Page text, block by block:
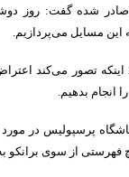
شده گفت: روز
مسایل می‌پردازیم.
تصور می‌کند
انجام بدهیم.
پرسپولیس در مورد
فهرستی از سوی برانکو